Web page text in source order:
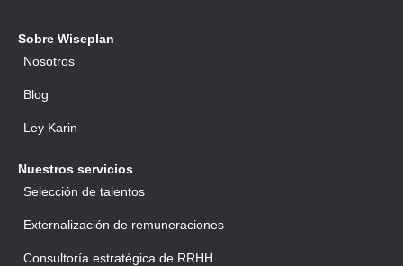
Sobre Wiseplan
Nosotros
Blog
Ley Karin
Nuestros servicios
Selección de talentos
Externalización de remuneraciones
Consultoría estratégica de RRHH